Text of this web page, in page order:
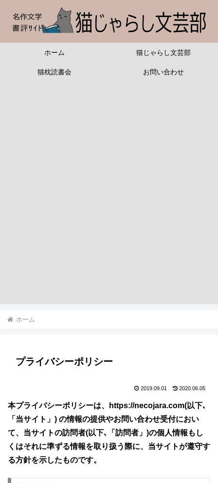
ホーム 猫じゃらし文芸部
猫枕読書会 お問い合わせ
ホーム
プライバシーポリシー
2019.09.01 2020.06.05
本プライバシーポリシーは、https://necojara.com(以下､
「当サイト」) の情報の提供やお問い合わせ受付におい
て、当サイトの訪問者(以下､「訪問者」)の個人情報もし
くはそれに準ずる情報を取り扱う際に、当サイトが遵守す
る方針を示したものです。